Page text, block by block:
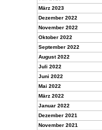
März 2023
Dezember 2022
November 2022
Oktober 2022
September 2022
August 2022
Juli 2022
Juni 2022
Mai 2022
März 2022
Januar 2022
Dezember 2021
November 2021